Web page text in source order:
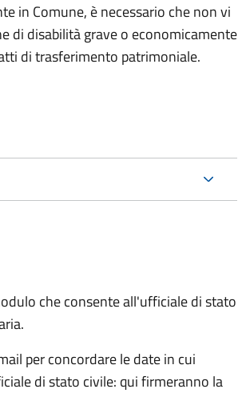
in Comune, è necessario che non vi
di disabilità grave o economicamente
di trasferimento patrimoniale.
che consente all'ufficiale di stato
per concordare le date in cui
di stato civile: qui firmeranno la